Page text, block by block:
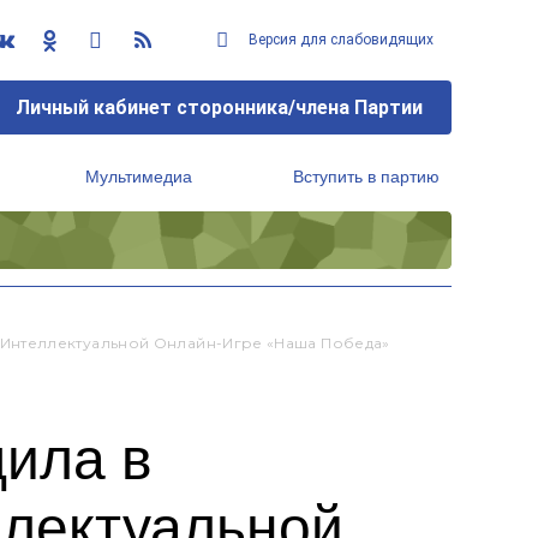
Версия для слабовидящих
Личный кабинет сторонника/члена Партии
Мультимедиа Вступить в партию
Онлайн-Игре «Наша Победа»
в